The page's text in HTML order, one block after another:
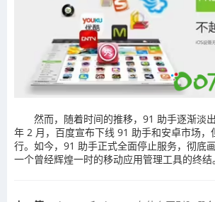
然而，随着时间的推移，91 助手逐渐淡
年 2 月，百度宣布下线 91 助手和安卓市场，
行。如今，91 助手正式全面停止服务，彻底
一个曾经辉煌一时的移动应用管理工具的终结。